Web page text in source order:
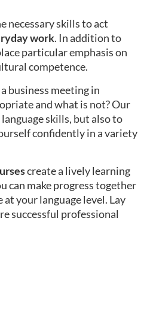
necessary skills to act
work. In addition to
particular emphasis on
competence.
business meeting in
and what is not? Our
skills, but also to
confidently in a variety
create a lively learning
can make progress together
your language level. Lay
successful professional